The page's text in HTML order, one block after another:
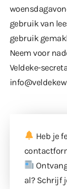
gebruik van
gebruik
Neem voor
Veldeke-
Heb je
al? Schrijf